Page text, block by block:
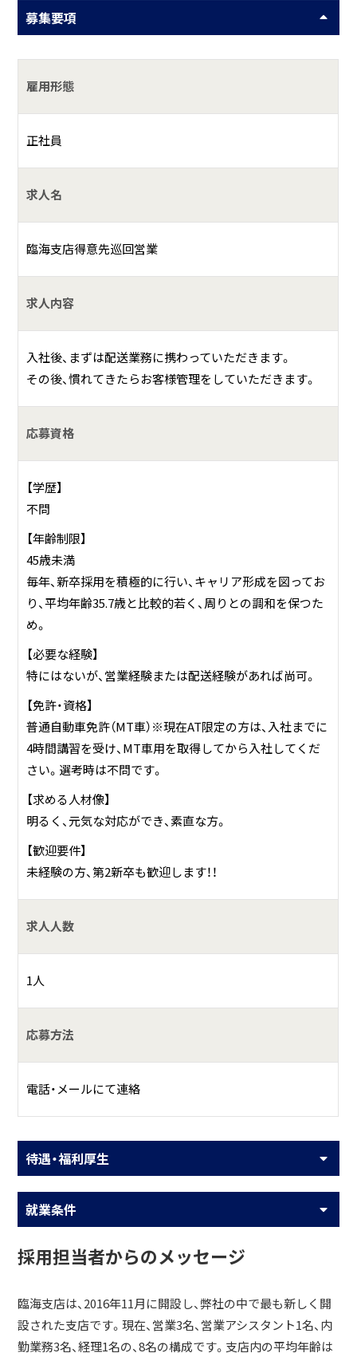
用します
ています。
お客様のところに伺って、商品を納品する作業
工場をお客様として、工場に関わるお悩み事を解決する仕事
をしている会社です。
小さなボルトから、何億・何千万もする機械まで、取扱商品が
して、現場の方と一緒に課題を解決したり、必要な商品を発
組み合わさった営業スタイルだと考えてください。メーカー
の営業とは違い、お客様の要望をしっかり伺い、それを実現
できる範囲が広く、商品の力だけではなく、“人間力”が必要
となってくるのがこの仕事の魅力であり、醍醐味でもありま
す。
募集要項
雇用形態
正社員
求人名
臨海支店得意先巡回営業
求人内容
入社後、まずは配送業務に携わっていただきます。
その後、慣れてきたらお客様管理をしていただきます。
応募資格
【学歴】
不問
【年齢制限】
45歳未満
毎年、新卒採用を積極的に行い、キャリア形成を図ってお
り、平均年齢35.7歳と比較的若く、周りとの調和を保つた
め。
【必要な経験】
特にはないが、営業経験または配送経験があれば尚可。
【免許・資格】
普通自動車免許（MT車）※現在AT限定の方は、入社までに
4時間講習を受け、MT車用を取得してから入社してくだ
さい。選考時は不問です。
【求める人材像】
明るく、元気な対応ができ、素直な方。
【歓迎要件】
未経験の方、第2新卒も歓迎します！！
求人人数
1人
応募方法
電話・メールにて連絡
待遇・福利厚生
就業条件
採用担当者からのメッセージ
臨海支店は、2016年11月に開設し、弊社の中で最も新しく開
設された支店です。現在、営業3名、営業アシスタント1名、内
勤業務3名、経理1名の、8名の構成です。支店内の平均年齢は